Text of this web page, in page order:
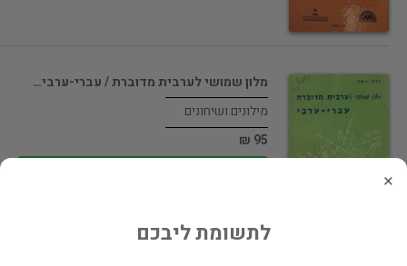
מלון שמושי לערבית מדוברת / עברי-ערבי…
מילונים ושיחונים
95 ₪
×
לתשומת ליבכם